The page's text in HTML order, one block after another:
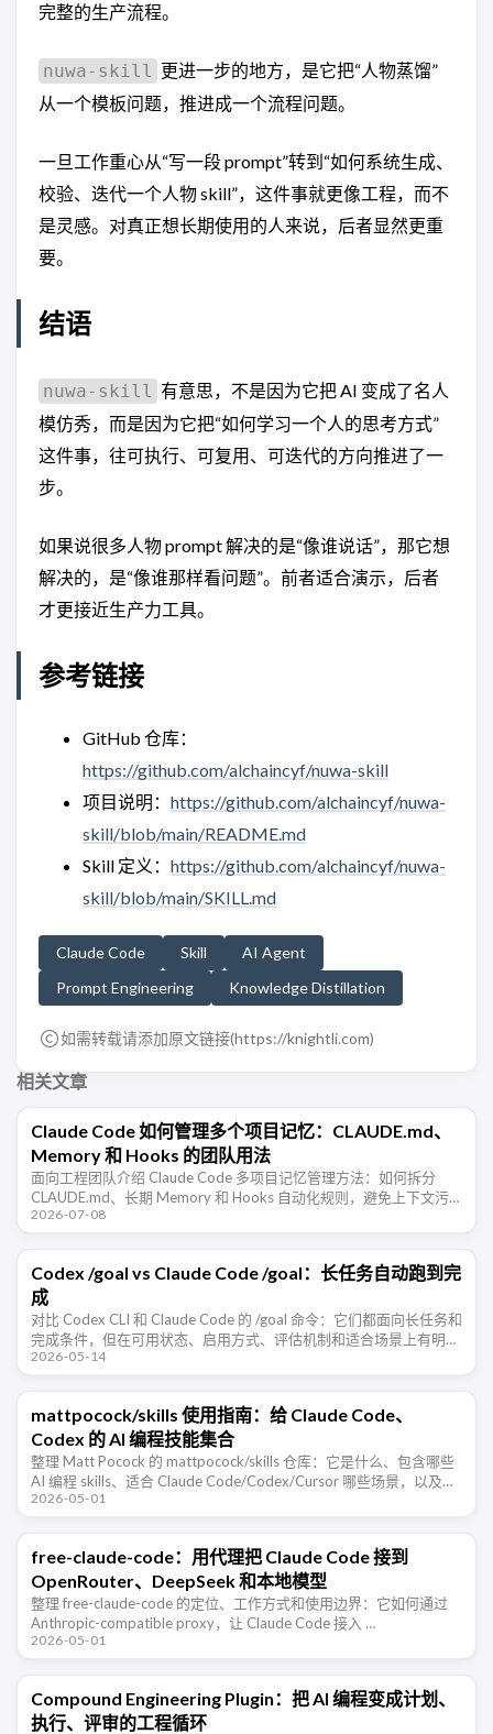
完整的生产流程。
nuwa-skill 更进一步的地方，是它把“人物蒸馏”
从一个模板问题，推进成一个流程问题。
一旦工作重心从“写一段 prompt”转到“如何系统生成、
校验、迭代一个人物 skill”，这件事就更像工程，而不
是灵感。对真正想长期使用的人来说，后者显然更重
要。
结语
nuwa-skill 有意思，不是因为它把 AI 变成了名人
模仿秀，而是因为它把“如何学习一个人的思考方式”
这件事，往可执行、可复用、可迭代的方向推进了一
步。
如果说很多人物 prompt 解决的是“像谁说话”，那它想
解决的，是“像谁那样看问题”。前者适合演示，后者
才更接近生产力工具。
参考链接
GitHub 仓库：
https://github.com/alchaincyf/nuwa-skill
项目说明： https://github.com/alchaincyf/nuwa-
skill/blob/main/README.md
Skill 定义： https://github.com/alchaincyf/nuwa-
skill/blob/main/SKILL.md
Claude Code Skill
AI Agent
Prompt Engineering
Knowledge Distillation
如需转载请添加原文链接(https://knightli.com)
相关文章
Claude Code 如何管理多个项目记忆：CLAUDE.md、
Memory 和 Hooks 的团队用法
面向工程团队介绍 Claude Code 多项目记忆管理方法：如何拆分
CLAUDE.md、长期 Memory 和 Hooks 自动化规则，避免上下文污
染，让 AI 编程助手在不同仓库里稳定协作。
2026-07-08
Codex /goal vs Claude Code /goal：长任务自动跑到完
成
对比 Codex CLI 和 Claude Code 的 /goal 命令：它们都面向长任务和
完成条件，但在可用状态、启用方式、评估机制和适合场景上有明显
差异。
2026-05-14
mattpocock/skills 使用指南：给 Claude Code、
Codex 的 AI 编程技能集合
整理 Matt Pocock 的 mattpocock/skills 仓库：它是什么、包含哪些
AI 编程 skills、适合 Claude Code/Codex/Cursor 哪些场景，以及如
何用它 …
2026-05-01
free-claude-code：用代理把 Claude Code 接到
OpenRouter、DeepSeek 和本地模型
整理 free-claude-code 的定位、工作方式和使用边界：它如何通过
Anthropic-compatible proxy，让 Claude Code 接入 …
2026-05-01
Compound Engineering Plugin：把 AI 编程变成计划、
执行、评审的工程循环